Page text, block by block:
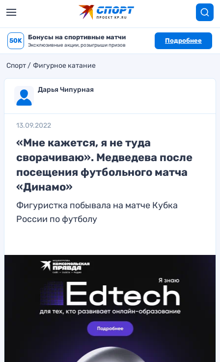
50K Бонусы на спортивные матчи
Эксклюзивные акции, розыгрыши призов
Подробнее
Спорт Фигурное катание
Дарья Чипурная
13.09.2022
«Мне кажется, я не туда
сворачиваю». Медведева после
посещения футбольного матча
«Динамо»
Фигуристка побывала на матче Кубка
России по футболу